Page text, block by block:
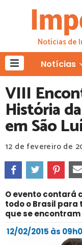
Notícias de
Notícias
VIII
História
em São
12 de fevereiro de
O evento contará
todo o Brasil para
que se
12/02/2015 às